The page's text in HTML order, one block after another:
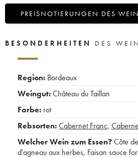
PREISNOTIERUNGEN DES
BESONDERHEITEN DES
Region: Bordeaux
Weingut:Château du Taillan
Farbe: rot
Rebsorten:Cabernet Franc,
Welcher Wein zum Essen?Côte
d'agneau aux herbes, Faisan sauce